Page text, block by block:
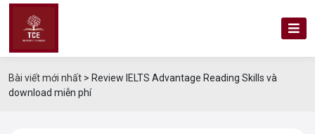
Bài viết mới nhất > Review IELTS Advantage Reading Skills và
download miễn phí